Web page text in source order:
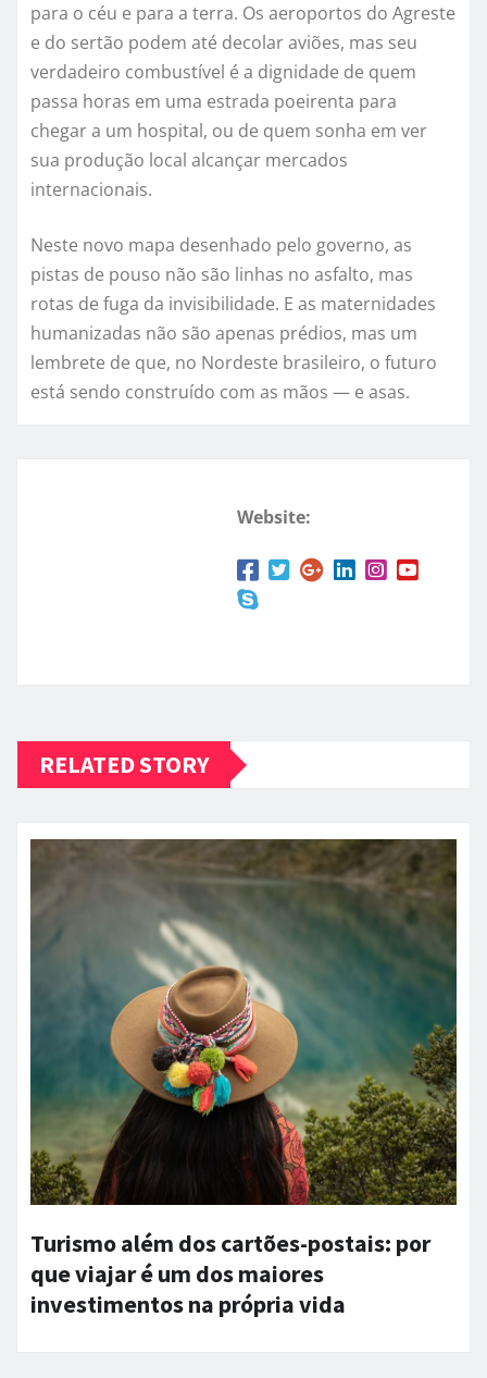
para o céu e para a terra. Os aeroportos do Agreste
e do sertão podem até decolar aviões, mas seu
verdadeiro combustível é a dignidade de quem
passa horas em uma estrada poeirenta para
chegar a um hospital, ou de quem sonha em ver
sua produção local alcançar mercados
internacionais.
Neste novo mapa desenhado pelo governo, as
pistas de pouso não são linhas no asfalto, mas
rotas de fuga da invisibilidade. E as maternidades
humanizadas não são apenas prédios, mas um
lembrete de que, no Nordeste brasileiro, o futuro
está sendo construído com as mãos — e asas.
Website:
RELATED STORY
Turismo além dos cartões-postais: por
que viajar é um dos maiores
investimentos na própria vida